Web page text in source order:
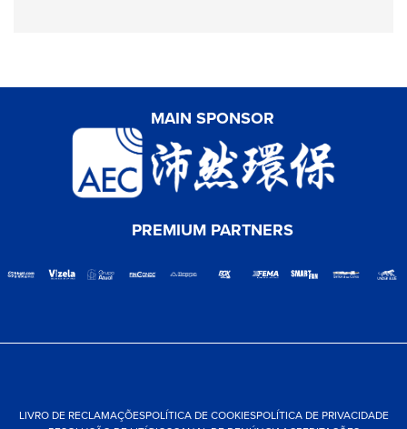
MAIN SPONSOR
PREMIUM PARTNERS
LIVRO DE RECLAMAÇÕESPOLÍTICA DE COOKIESPOLÍTICA DE PRIVACIDADE